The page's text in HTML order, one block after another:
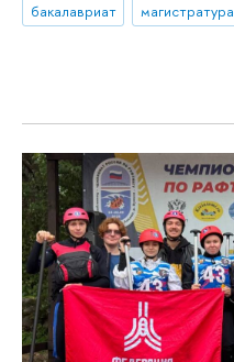
бакалавриат
магистратура